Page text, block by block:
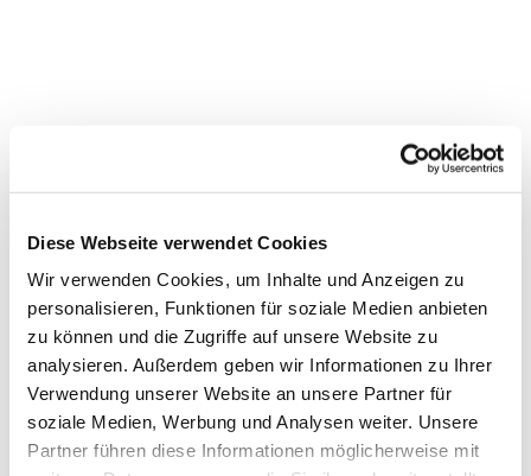
Diese Webseite verwendet Cookies
Wir verwenden Cookies, um Inhalte und Anzeigen zu
personalisieren, Funktionen für soziale Medien anbieten
zu können und die Zugriffe auf unsere Website zu
analysieren. Außerdem geben wir Informationen zu Ihrer
Verwendung unserer Website an unsere Partner für
soziale Medien, Werbung und Analysen weiter. Unsere
Partner führen diese Informationen möglicherweise mit
Dies könnte Sie auch